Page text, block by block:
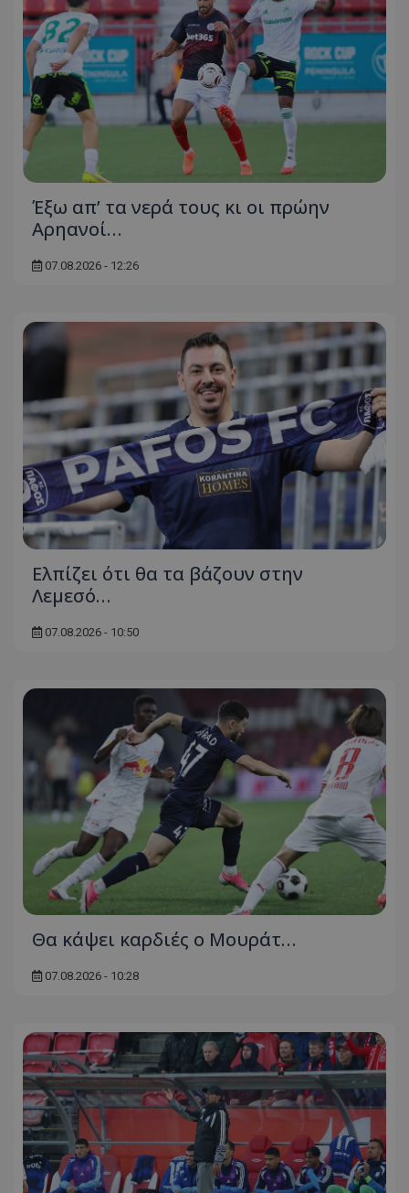
Έξω απ’ τα νερά τους κι οι πρώην
Αρηανοί…
07.08.2026 - 12:26
Ελπίζει ότι θα τα βάζουν στην
Λεμεσό…
07.08.2026 - 10:50
Θα κάψει καρδιές ο Μουράτ…
07.08.2026 - 10:28